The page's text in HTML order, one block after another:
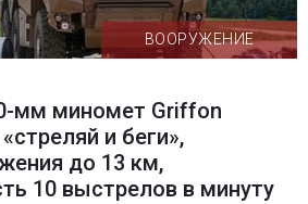
ВООРУЖЕНИЕ
мм миномет Griffon
и беги»,
до 13 км,
10 выстрелов в минуту